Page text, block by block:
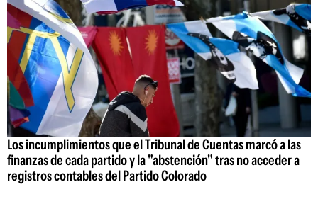
Los incumplimientos que el Tribunal de Cuentas marcó a las
finanzas de cada partido y la "abstención" tras no acceder a
registros contables del Partido Colorado